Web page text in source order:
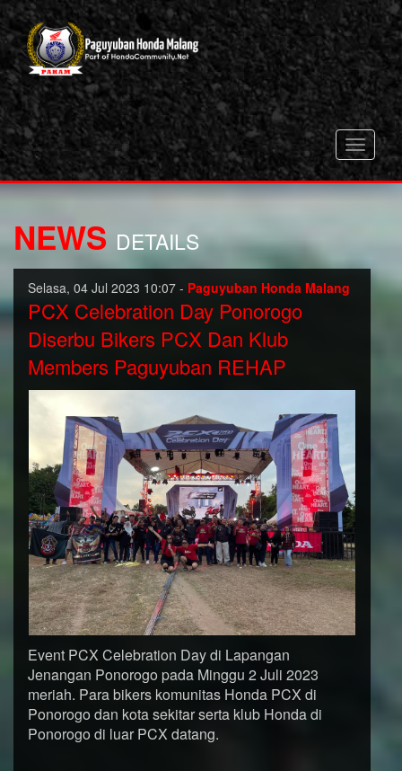
Toggle
NEWS DETAILS
Selasa, 04 Jul 2023 10:07 - Paguyuban Honda Malang
PCX Celebration Day Ponorogo
Diserbu Bikers PCX Dan Klub
Members Paguyuban REHAP
Event PCX Celebration Day di Lapangan
Jenangan Ponorogo pada Minggu 2 Juli 2023
meriah. Para bikers komunitas Honda PCX di
Ponorogo dan kota sekitar serta klub Honda di
Ponorogo di luar PCX datang.